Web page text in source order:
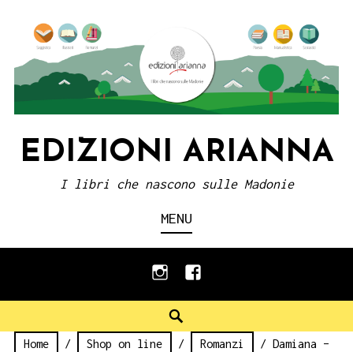
content
EDIZIONI ARIANNA
I libri che nascono sulle Madonie
MENU
instagramfacebook
Home / Shop on line / Romanzi
/ Damiana –